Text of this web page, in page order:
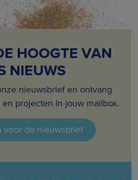
HOOGTE VAN
NIEUWS
nieuwsbrief en ontvang
projecten in jouw mailbox.
voor de nieuwsbrief